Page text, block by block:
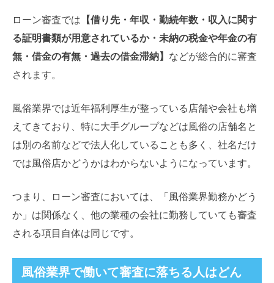
ローン審査では 【借り先・年収・勤続年数・収入に関す
る証明書類が用意されているか・未納の税金や年金の有
無・借金の有無・過去の借金滞納】 などが総合的に審査
されます。
風俗業界では近年福利厚生が整っている店舗や会社も増
えてきており、特に大手グループなどは風俗の店舗名と
は別の名前などで法人化していることも多く、社名だけ
では風俗店かどうかはわからないようになっています。
つまり、ローン審査においては、「風俗業界勤務かどう
か」は関係なく、他の業種の会社に勤務していても審査
される項目自体は同じです。
風俗業界で働いて審査に落ちる人はどん